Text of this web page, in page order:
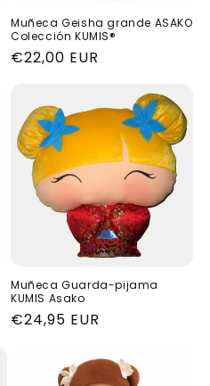
Muñeca Geisha grande ASAKO
Colección KUMIS®
Precio
€22,00 EUR
Muñeca Guarda-pijama
KUMIS Asako
Precio
€24,95 EUR